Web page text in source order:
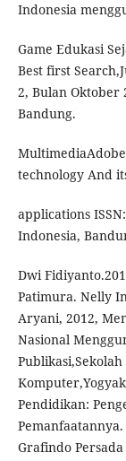
Indonesia
Game Edukasi
Best first
2, Bulan Oktober
Bandung.
technology And
applications
Indonesia,
Dwi
Patimura. Nelly
Aryani, 2012,
Nasional
Pendidikan:
Grafindo Persada